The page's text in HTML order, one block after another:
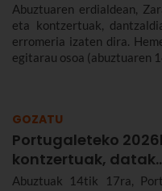
Abuztuaren erdialdean,
eta kontzertuak,
erromeria izaten dira.
egitarau osoa (abuztuaren
GOZATU
Portugaleteko
kontzertuak,
Abuztuak 14tik 17ra,